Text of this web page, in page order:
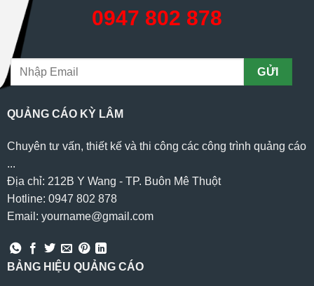
0947 802 878
QUẢNG CÁO KỲ LÂM
Chuyên tư vấn, thiết kế và thi công các công trình quảng cáo
...
Địa chỉ: 212B Y Wang - TP. Buôn Mê Thuột
Hotline: 0947 802 878
Email: yourname@gmail.com
BẢNG HIỆU QUẢNG CÁO